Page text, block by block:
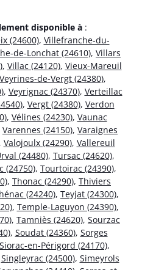
disponible à :
(24600), Villefranche-du-
de-Lonchat (24610), Villars
, Villac (24120), Vieux-Mareuil
Veyrines-de-Vergt (24380),
, Veyrignac (24370), Verteillac
, Vergt (24380), Verdon
, Vélines (24230), Vaunac
Varennes (24150), Varaignes
Valojoulx (24290), Vallereuil
(24480), Tursac (24620),
(24750), Tourtoirac (24390),
, Thonac (24290), Thiviers
(24240), Teyjat (24300),
, Temple-Laguyon (24390),
, Tamniès (24620), Sourzac
, Soudat (24360), Sorges
Siorac-en-Périgord (24170),
Singleyrac (24500), Simeyrols